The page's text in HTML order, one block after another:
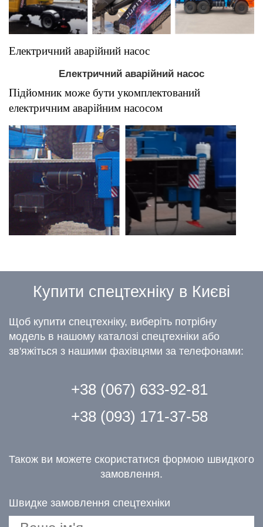
Електричний аварійний насос
Електричний аварійний насос
Підйомник може бути укомплектований
електричним аварійним насосом
Купити спецтехніку в Києві
Щоб купити спецтехніку, виберіть потрібну
модель в нашому каталозі спецтехніки або
зв'яжіться з нашими фахівцями за телефонами:
+38 (067) 633-92-81
+38 (093) 171-37-58
Також ви можете скористатися формою швидкого
замовлення.
Швидке замовлення спецтехніки